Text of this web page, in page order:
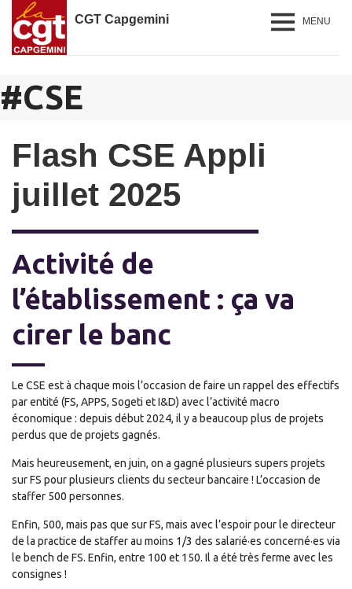
CGT Capgemini MENU
#CSE
Flash CSE Appli
juillet 2025
Activité de
l’établissement : ça va
cirer le banc
Le CSE est à chaque mois l’occasion de faire un rappel des effectifs
par entité (FS, APPS, Sogeti et I&D) avec l’activité macro
économique : depuis début 2024, il y a beaucoup plus de projets
perdus que de projets gagnés.
Mais heureusement, en juin, on a gagné plusieurs supers projets
sur FS pour plusieurs clients du secteur bancaire ! L’occasion de
staffer 500 personnes.
Enfin, 500, mais pas que sur FS, mais avec l’espoir pour le directeur
de la practice de staffer au moins 1/3 des salarié·es concerné·es via
le bench de FS. Enfin, entre 100 et 150. Il a été très ferme avec les
consignes !